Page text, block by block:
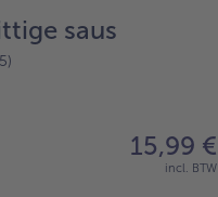
saus
15,99 €
incl. BTW